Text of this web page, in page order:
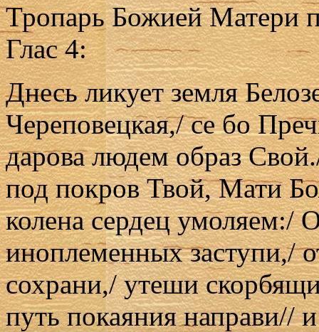
Тропарь Божией Матери
Глас 4:
Днесь ликует земля
Череповецкая,/ се бо
дарова людем образ
под покpов Твой, Мати
колена сердец умоляем:/
иноплеменных заступи,/
сохрани,/ утеши
путь покаяния направи//